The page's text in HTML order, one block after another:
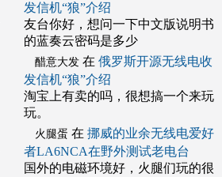
发信机“狼”介绍
友台你好，想问一下中文版说明书
的蓝奏云密码是多少
醋意大发在 俄罗斯开源无线电收
发信机“狼”介绍
淘宝上有卖的吗，很想搞一个来玩
玩。
火腿蛋 在 挪威的业余无线电爱好
者LA6NCA在野外测试老电台
国外的电磁环境好，火腿们玩的很